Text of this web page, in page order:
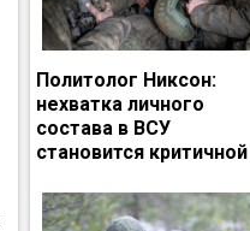
Политолог Никсон:
нехватка личного
состава в ВСУ
становится критичной